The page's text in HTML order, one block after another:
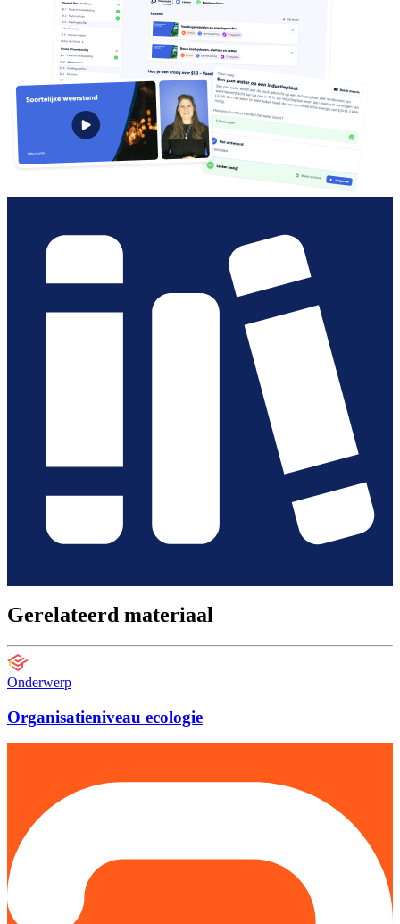
Gerelateerd materiaal
Onderwerp
Organisatieniveau ecologie